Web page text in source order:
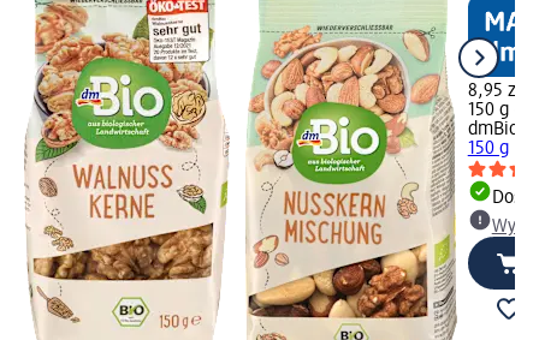
8,95 zł
150 g
dmBio
150 g